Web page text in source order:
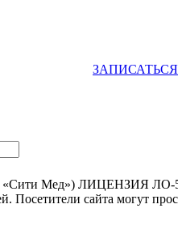
Мед») ЛИЦЕНЗИЯ ЛО-56-
Посетители сайта могут